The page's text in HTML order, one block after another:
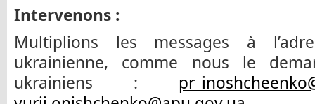
Intervenons :
Multiplions les messages à
ukrainienne, comme nous le
ukrainiens :